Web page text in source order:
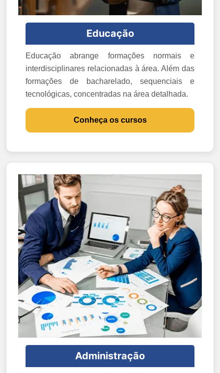
Educação
Educação abrange formações normais e
interdisciplinares relacionadas à área. Além das
formações de bacharelado, sequenciais e
tecnológicas, concentradas na área detalhada.
Conheça os cursos
Administração